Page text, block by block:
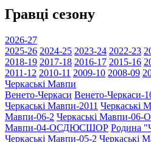
Гравці сезону
2026-27
2025-26 2024-25 2023-24 2022-23
2018-19 2017-18 2016-17 2015-16
2011-12 2010-11 2009-10 2008-09
Черкаські Мавпи
Венето-Черкаси Венето-Черкаси-
Черкаські Мавпи-2011 Черкаські
Мавпи-06-2 Черкаські Мавпи-
Мавпи-04-ОСДЮСШОР Родина
Черкаські Мавпи-05-2 Черкаські